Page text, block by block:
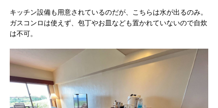
キッチン設備も用意されているのだが、こちらは水が出るのみ。
ガスコンロは使えず、包丁やお皿なども置かれていないので自炊
は不可。